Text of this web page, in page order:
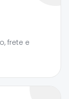
frete e